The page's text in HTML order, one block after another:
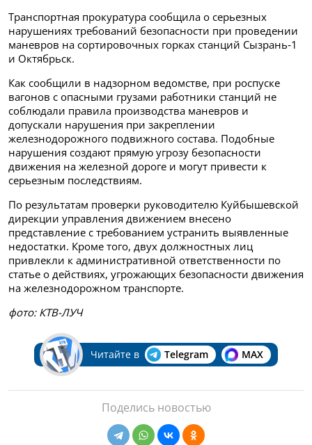
Транспортная прокуратура сообщила о серьезных
нарушениях требований безопасности при проведении
маневров на сортировочных горках станций Сызрань‑1
и Октябрьск.
Как сообщили в надзорном ведомстве, при роспуске
вагонов с опасными грузами работники станций не
соблюдали правила производства маневров и
допускали нарушения при закреплении
железнодорожного подвижного состава. Подобные
нарушения создают прямую угрозу безопасности
движения на железной дороге и могут привести к
серьезным последствиям.
По результатам проверки руководителю Куйбышевской
дирекции управления движением внесено
представление с требованием устранить выявленные
недостатки. Кроме того, двух должностных лиц
привлекли к административной ответственности по
статье о действиях, угрожающих безопасности движения
на железнодорожном транспорте.
фото: КТВ-ЛУЧ
Читайте в Telegram MAX
Поделись новостью